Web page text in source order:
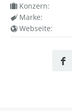
Konzern:
Marke:
Webseite: